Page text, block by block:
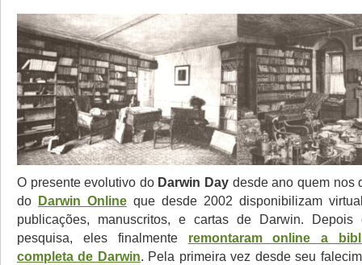
O presente evolutivo do Darwin Day desde ano quem nos
do Darwin Online que desde 2002 disponibilizam
publicações, manuscritos, e cartas de Darwin.
pesquisa, eles finalmente remontaram online a
completa de Darwin. Pela primeira vez desde seu